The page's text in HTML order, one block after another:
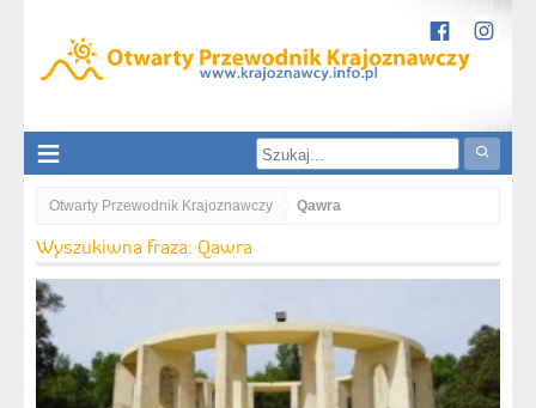
Otwarty Przewodnik Krajoznawczy Qawra
Wyszukiwna fraza: Qawra